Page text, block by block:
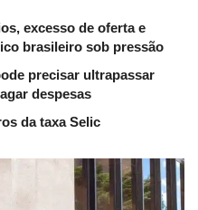
excesso de oferta e
brasileiro sob pressão
precisar ultrapassar
despesas
da taxa Selic